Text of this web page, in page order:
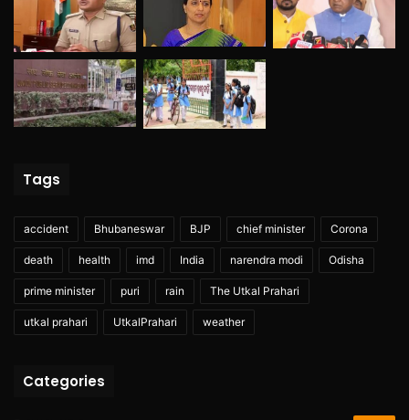
Tags
accident Bhubaneswar BJP chief minister Corona
death health imd India narendra modi Odisha
prime minister puri rain The Utkal Prahari
utkal prahari UtkalPrahari weather
Categories